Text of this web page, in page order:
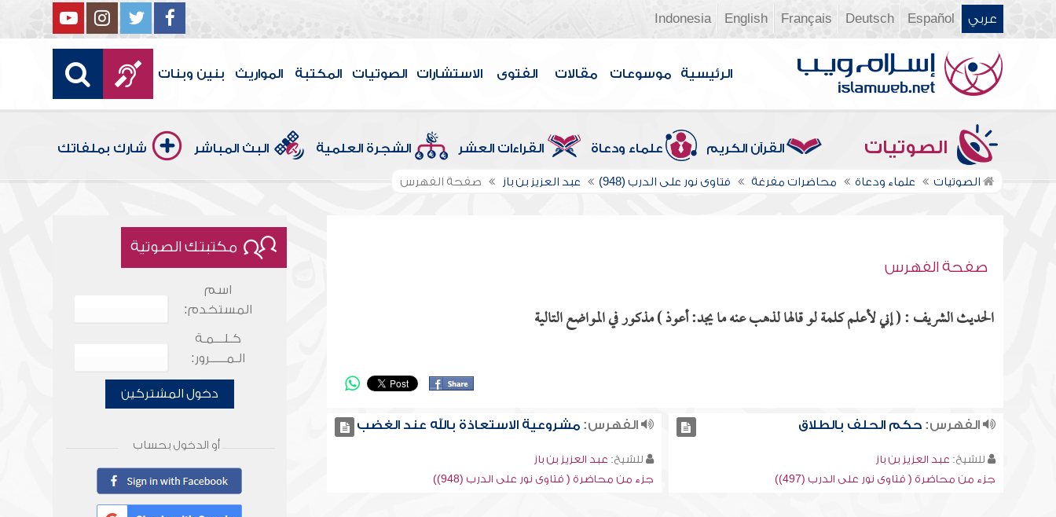
عربي Español
Deutsch
Français
English
Indonesia
الرئيسية موسوعات مقالات الفتوى الاستشارات الصوتيات المكتبة المواريث بنين وبنات
الصوتيات القرآن الكريم علماء ودعاة القراءات العشر الشجرة العلمية البث المباشر شارك بملفاتك
الصوتيات علماء ودعاة محاضرات مفرغة فتاوى نور على الدرب (948) عبد العزيز بن باز صفحة الفهرس
صفحة الفهرس
الحديث الشريف : ( إني لأعلم كلمة لو قالها لذهب عنه ما يجد: أعوذ ) مذكور في المواضع التالية
الفهرس:حكم الحلف بالطلاق
للشيخ: عبد العزيز بن باز
جزء من محاضرة ( فتاوى نور على الدرب (497))
الفهرس: مشروعية الاستعاذة بالله عند الغضب
للشيخ: عبد العزيز بن باز
جزء من محاضرة ( فتاوى نور على الدرب (948))
مكتبتك الصوتية
اسم
المستخدم:
كـلـــمـة
الـمـــــرور:
دخول المشتركين
أو الدخول بحساب